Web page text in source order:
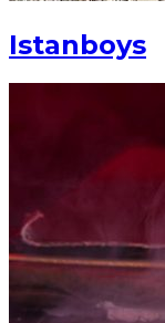
Istanboys